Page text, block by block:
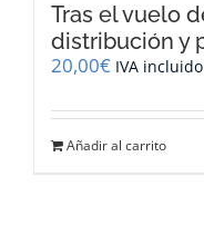
Tras el vuelo
distribución y
20,00€ IVA incluido
Añadir al carrito